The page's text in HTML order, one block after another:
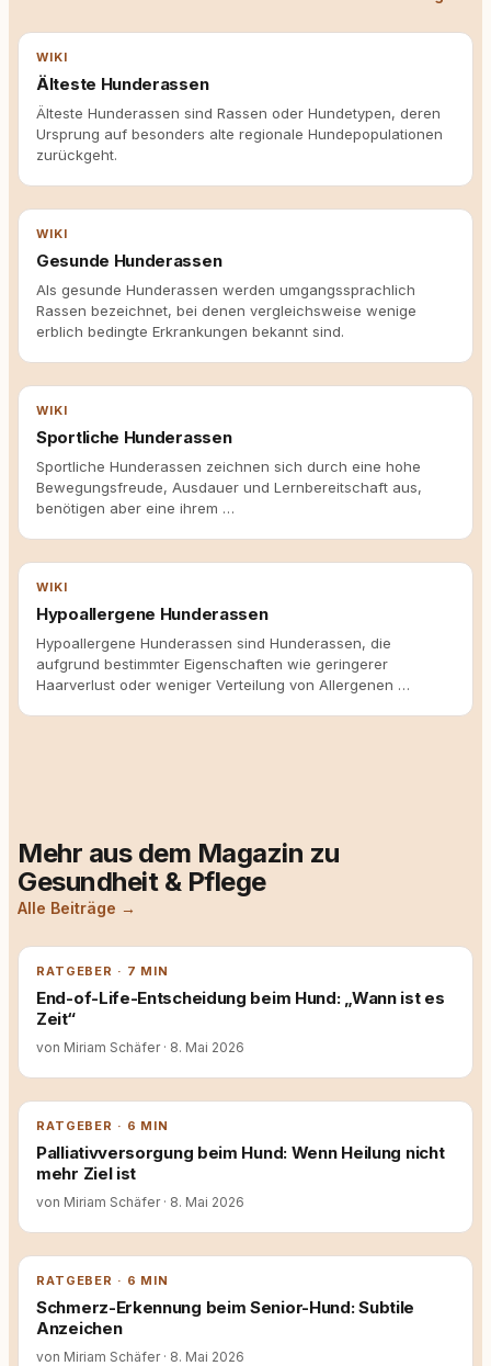
WIKI
Älteste Hunderassen
Älteste Hunderassen sind Rassen oder Hundetypen, deren
Ursprung auf besonders alte regionale Hundepopulationen
zurückgeht.
WIKI
Gesunde Hunderassen
Als gesunde Hunderassen werden umgangssprachlich
Rassen bezeichnet, bei denen vergleichsweise wenige
erblich bedingte Erkrankungen bekannt sind.
WIKI
Sportliche Hunderassen
Sportliche Hunderassen zeichnen sich durch eine hohe
Bewegungsfreude, Ausdauer und Lernbereitschaft aus,
benötigen aber eine ihrem …
WIKI
Hypoallergene Hunderassen
Hypoallergene Hunderassen sind Hunderassen, die
aufgrund bestimmter Eigenschaften wie geringerer
Haarverlust oder weniger Verteilung von Allergenen …
Mehr aus dem Magazin zu
Gesundheit & Pflege
Alle Beiträge →
RATGEBER · 7 MIN
End-of-Life-Entscheidung beim Hund: „Wann ist es
Zeit“
von Miriam Schäfer · 8. Mai 2026
RATGEBER · 6 MIN
Palliativversorgung beim Hund: Wenn Heilung nicht
mehr Ziel ist
von Miriam Schäfer · 8. Mai 2026
RATGEBER · 6 MIN
Schmerz-Erkennung beim Senior-Hund: Subtile
Anzeichen
von Miriam Schäfer · 8. Mai 2026